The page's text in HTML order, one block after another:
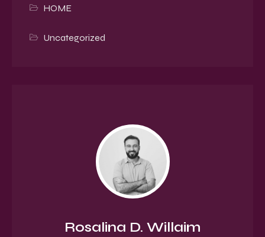
HOME
Uncategorized
Rosalina D. Willaim